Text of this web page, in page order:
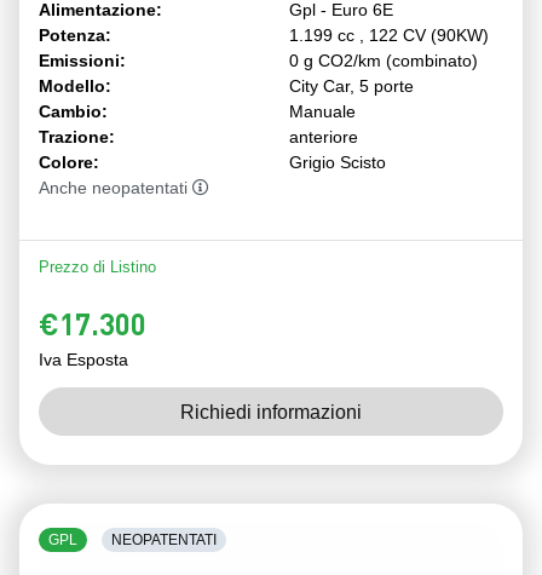
Alimentazione:
Gpl - Euro 6E
Potenza:
1.199 cc , 122 CV (90KW)
Emissioni:
0 g CO2/km (combinato)
Modello:
City Car, 5 porte
Cambio:
Manuale
Trazione:
anteriore
Colore:
Grigio Scisto
Anche neopatentati
Prezzo di Listino
€17.300
Iva Esposta
Richiedi informazioni
GPL NEOPATENTATI